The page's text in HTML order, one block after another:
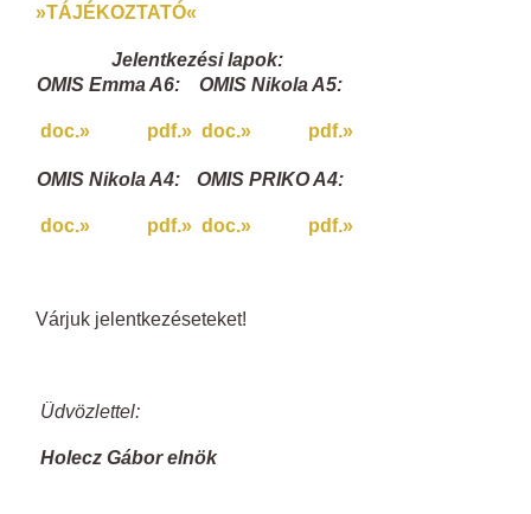
»TÁJÉKOZTATÓ«
Jelentkezési lapok:
OMIS Emma A6:
doc.» pdf.»
OMIS Nikola A5:
doc.» pdf.»
OMIS Nikola A4:
doc.» pdf.»
OMIS PRIKO A4:
doc.» pdf.»
Várjuk jelentkezéseteket!
Üdvözlettel:
Holecz Gábor elnök